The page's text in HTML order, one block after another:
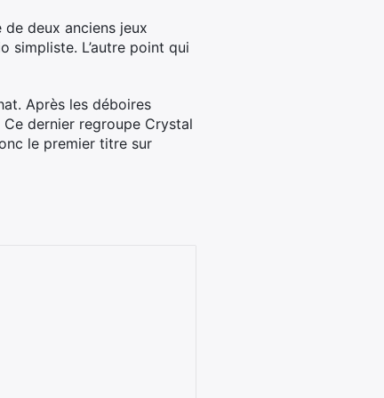
de deux anciens jeux
simpliste. L’autre point qui
Après les déboires
dernier regroupe Crystal
le premier titre sur